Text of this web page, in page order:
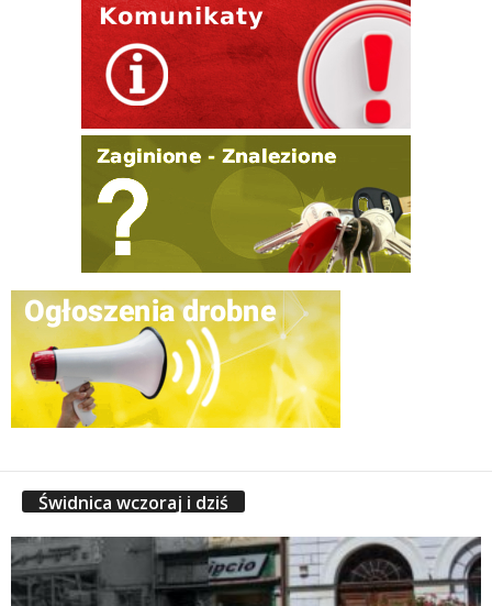
Świdnica wczoraj i dziś